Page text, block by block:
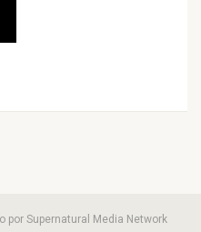
por Supernatural Media Network